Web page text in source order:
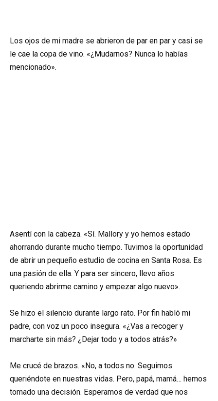
Los ojos de mi madre se abrieron de par en par y casi se
le cae la copa de vino. «¿Mudarnos? Nunca lo habías
mencionado».
Asentí con la cabeza. «Sí. Mallory y yo hemos estado
ahorrando durante mucho tiempo. Tuvimos la oportunidad
de abrir un pequeño estudio de cocina en Santa Rosa. Es
una pasión de ella. Y para ser sincero, llevo años
queriendo abrirme camino y empezar algo nuevo».
Se hizo el silencio durante largo rato. Por fin habló mi
padre, con voz un poco insegura. «¿Vas a recoger y
marcharte sin más? ¿Dejar todo y a todos atrás?»
Me crucé de brazos. «No, a todos no. Seguimos
queriéndote en nuestras vidas. Pero, papá, mamá… hemos
tomado una decisión. Esperamos de verdad que nos